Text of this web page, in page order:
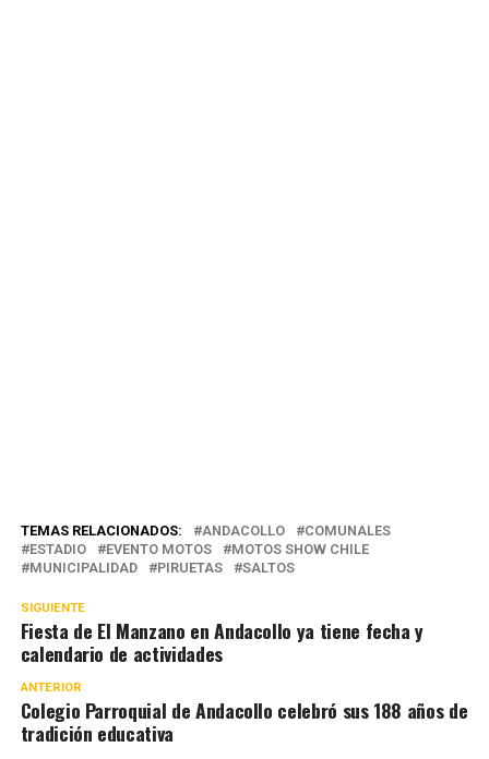
TEMAS RELACIONADOS: ANDACOLLO
COMUNALES
ESTADIO
EVENTO MOTOS
MOTOS SHOW CHILE
MUNICIPALIDAD
PIRUETAS SALTOS
SIGUIENTE
Fiesta de El Manzano en Andacollo ya tiene fecha y
calendario de actividades
ANTERIOR
Colegio Parroquial de Andacollo celebró sus 188 años de
tradición educativa